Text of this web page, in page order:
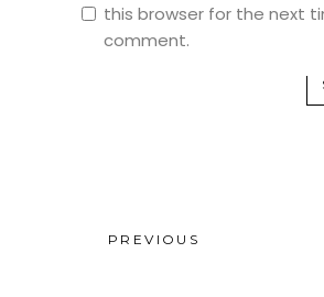
this browser for the next
comment.
PREVIOUS